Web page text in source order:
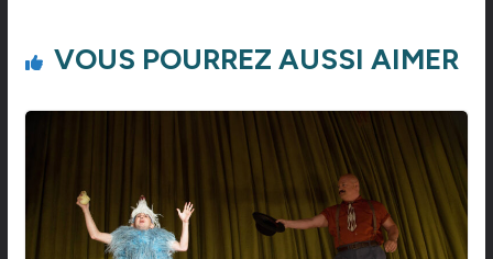
VOUS POURREZ AUSSI AIMER